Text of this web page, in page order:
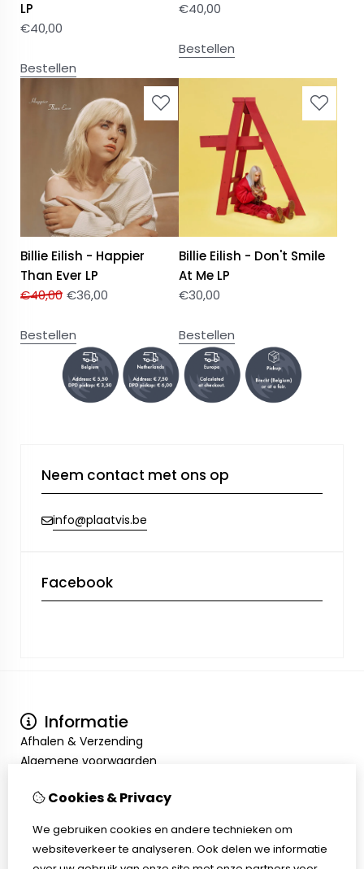
LP
€40,00
Bestellen
€40,00
Bestellen
Billie Eilish - Happier
Than Ever LP
€40,00 €36,00
Bestellen
Billie Eilish - Don't Smile
At Me LP
€30,00
Bestellen
Neem contact met ons op
info@plaatvis.be
Facebook
Informatie
Afhalen & Verzending
Algemene voorwaarden
Mijn account
Bestelhistorie
Cookies & Privacy
We gebruiken cookies en andere technieken om
websiteverkeer te analyseren. Ook delen we informatie